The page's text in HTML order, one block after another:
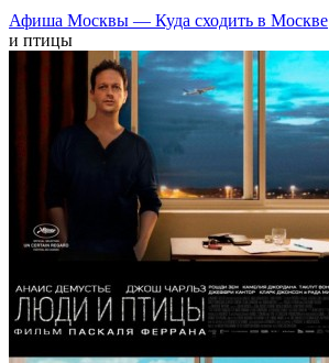
Афиша Москвы — Куда сходить в Москве
и птицы